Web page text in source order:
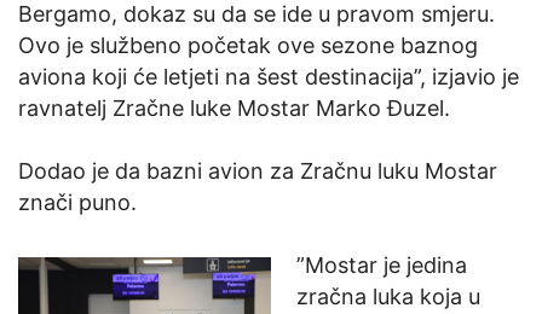
Bergamo, dokaz su da se ide u pravom smjeru.
Ovo je službeno početak ove sezone baznog
aviona koji će letjeti na šest destinacija”, izjavio je
ravnatelj Zračne luke Mostar Marko Đuzel.
Dodao je da bazni avion za Zračnu luku Mostar
znači puno.
”Mostar je jedina
zračna luka koja u